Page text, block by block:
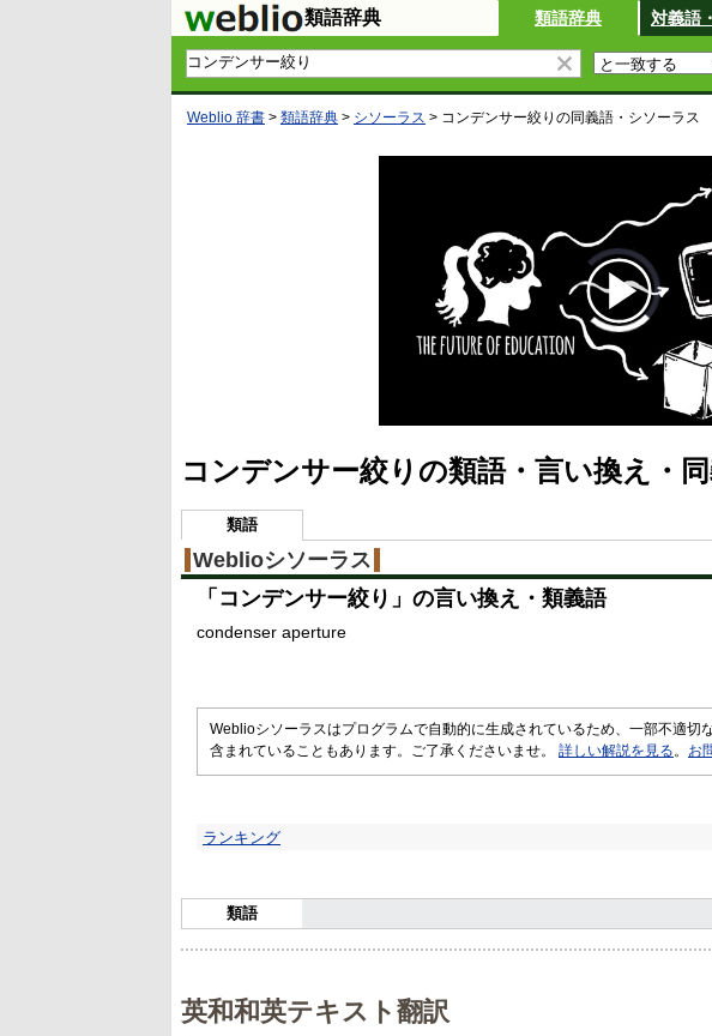
類語辞典 類語辞典 対義語
Weblio 辞書 > 類語辞典 > シソーラス > コンデンサー絞り の同義語・シソーラス
コンデンサー絞りの類語・言い換え・
類語
Weblioシソーラス
「 コンデンサー絞り 」の言い換え・類義語
condenser aperture
Weblioシソーラスはプログラムで自動的に生成されているため、一部不適切
含まれていることもあります。ご了承くださいませ。 詳しい解説を見る 。 お
ランキング
類語
英和和英テキスト翻訳